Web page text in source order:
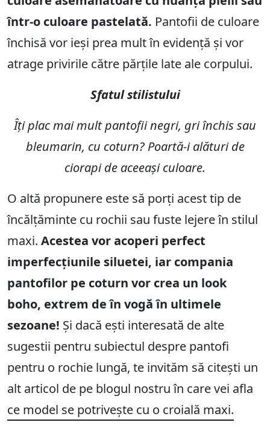
într-o culoare pastelată. Pantofii de culoare
închisă vor ieși prea mult în evidență și vor
atrage privirile către părțile late ale corpului.
Sfatul stilistului
Îți plac mai mult pantofii negri, gri închis sau
bleumarin, cu coturn? Poartă-i alături de
ciorapi de aceeași culoare.
O altă propunere este să porți acest tip de
încălțăminte cu rochii sau fuste lejere în stilul
maxi. Acestea vor acoperi perfect
imperfecțiunile siluetei, iar compania
pantofilor pe coturn vor crea un look
boho, extrem de în vogă în ultimele
sezoane! Și dacă ești interesată de alte
sugestii pentru subiectul despre pantofi
pentru o rochie lungă, te invităm să citești un
alt articol de pe blogul nostru în care vei afla
ce model se potrivește cu o croială maxi.